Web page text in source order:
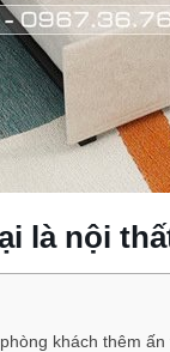
là nội
khách thêm